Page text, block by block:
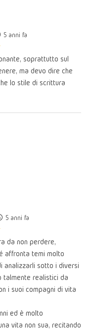
5 anni fa
soprattutto sul
ma devo dire che
lo stile di scrittura
5 anni fa
da non perdere,
affronta temi molto
analizzarli sotto i diversi
talmente realistici da
i suoi compagni di vita
ed è molto
vita non sua, recitando